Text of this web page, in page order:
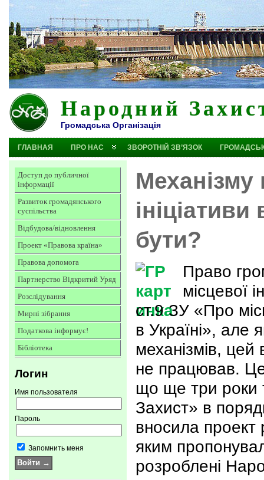
Народний
Громадська Організація
ГЛАВНАЯ ПРО НАС ЗВОРОТНІЙ ЗВ’ЯЗОК
Доступ до публичної
інформації
Развиток громадянського
суспільства
Відбудова/відновлення
Проект «Правова країна»
Правова допомога
Партнерство Відкритий Уряд
Розслідування
Мирні зібрання
Податкова інформує!
Бібліотека
Логин
Имя пользователя
Пароль
Запомнить меня
Механізму
бути?
Право
місцевої
ст.9 ЗУ «Про
в Україні», але
механізмів, цей
не працював.
що ще три
Захист» в
вносила проект
яким
розроблені